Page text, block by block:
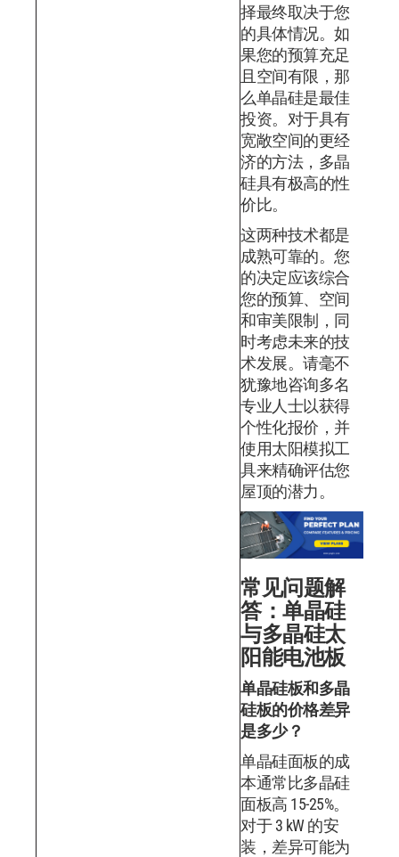
择最终取决于您
的具体情况。如
果您的预算充足
且空间有限，那
么单晶硅是最佳
投资。对于具有
宽敞空间的更经
济的方法，多晶
硅具有极高的性
价比。
这两种技术都是
成熟可靠的。您
的决定应该综合
您的预算、空间
和审美限制，同
时考虑未来的技
术发展。请毫不
犹豫地咨询多名
专业人士以获得
个性化报价，并
使用太阳模拟工
具来精确评估您
屋顶的潜力。
常见问题解
答：单晶硅
与多晶硅太
阳能电池板
单晶硅板和多晶
硅板的价格差异
是多少？
单晶硅面板的成
本通常比多晶硅
面板高 15-25%。
对于 3 kW 的安
装，差异可能为